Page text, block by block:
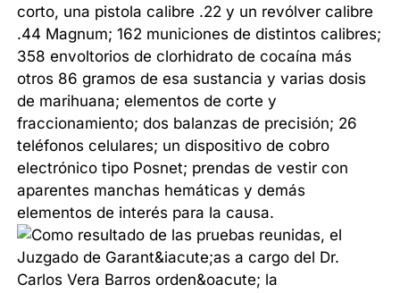
corto, una pistola calibre .22 y un revólver calibre
.44 Magnum; 162 municiones de distintos calibres;
358 envoltorios de clorhidrato de cocaína más
otros 86 gramos de esa sustancia y varias dosis
de marihuana; elementos de corte y
fraccionamiento; dos balanzas de precisión; 26
teléfonos celulares; un dispositivo de cobro
electrónico tipo Posnet; prendas de vestir con
aparentes manchas hemáticas y demás
elementos de interés para la causa.